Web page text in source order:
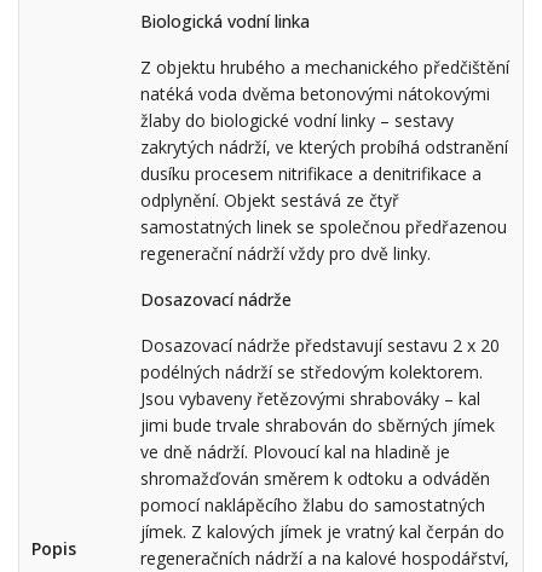
Popis
Biologická vodní linka
Z objektu hrubého a mechanického předčištění
natéká voda dvěma betonovými nátokovými
žlaby do biologické vodní linky – sestavy
zakrytých nádrží, ve kterých probíhá odstranění
dusíku procesem nitrifikace a denitrifikace a
odplynění. Objekt sestává ze čtyř
samostatných linek se společnou předřazenou
regenerační nádrží vždy pro dvě linky.
Dosazovací nádrže
Dosazovací nádrže představují sestavu 2 x 20
podélných nádrží se středovým kolektorem.
Jsou vybaveny řetězovými shrabováky – kal
jimi bude trvale shrabován do sběrných jímek
ve dně nádrží. Plovoucí kal na hladině je
shromažďován směrem k odtoku a odváděn
pomocí naklápěcího žlabu do samostatných
jímek. Z kalových jímek je vratný kal čerpán do
regeneračních nádrží a na kalové hospodářství,